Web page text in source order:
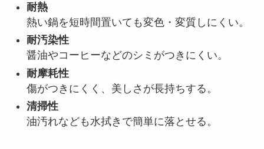
耐熱
熱い鍋を短時間置いても変色・変質しにくい。
耐汚染性
醤油やコーヒーなどのシミがつきにくい。
耐摩耗性
傷がつきにくく、美しさが長持ちする。
清掃性
油汚れなども水拭きで簡単に落とせる。